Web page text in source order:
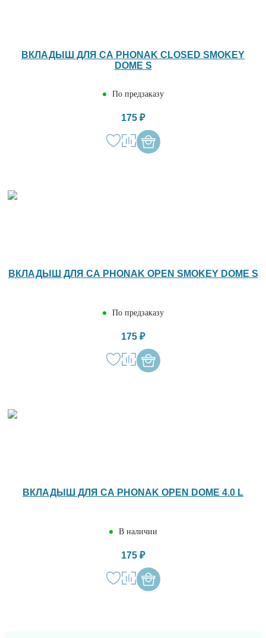
ВКЛАДЫШ ДЛЯ СА PHONAK CLOSED SMOKEY
DOME S
По предзаказу
175 ₽
ВКЛАДЫШ ДЛЯ СА PHONAK OPEN SMOKEY DOME S
По предзаказу
175 ₽
ВКЛАДЫШ ДЛЯ СА PHONAK OPEN DOME 4.0 L
В наличии
175 ₽